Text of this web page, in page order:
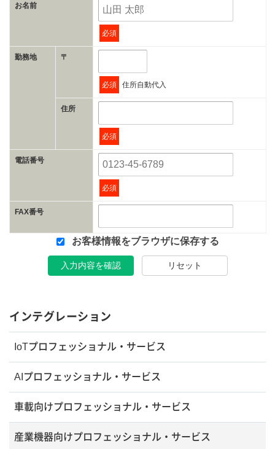
お名前
必須
勤務地 〒
必須 住所自動代入
住所
必須
電話番号
必須
FAX番号
お客様情報をブラウザに保存する
入力内容を確認 リセット
インテグレーション
IoTプロフェッショナル・サービス
AIプロフェッショナル・サービス
車載向けプロフェッショナル・サービス
産業機器向けプロフェッショナル・サービス